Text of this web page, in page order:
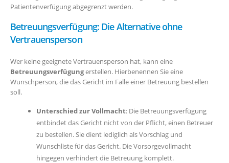
Patientenverfügung abgegrenzt werden.
Betreuungsverfügung: Die Alternative ohne
Vertrauensperson
Wer keine geeignete Vertrauensperson hat, kann eine
Betreuungsverfügungerstellen. Hierbenennen Sie eine
Wunschperson, die das Gericht im Falle einer Betreuung bestellen
soll.
Unterschied zur Vollmacht: Die Betreuungsverfügung
entbindet das Gericht nicht von der Pflicht, einen Betreuer
zu bestellen. Sie dient lediglich als Vorschlag und
Wunschliste für das Gericht. Die Vorsorgevollmacht
hingegen verhindert die Betreuung komplett.